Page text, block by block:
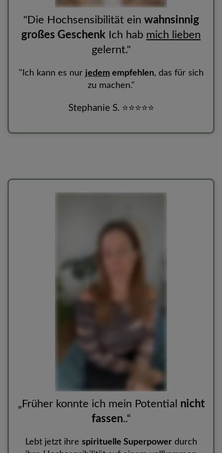
"Die Hochsensibilität ein wahnsinnig
großes Geschenk Ich hab mich lieben
gelernt."
"Ich kann es nur jedem empfehlen, das für sich
zu machen."
Stephanie S. ⭐⭐⭐⭐⭐
„Früher konnte ich mein Potential nicht
fassen..“
Lebt jetzt ihre spirituelle Superpowerdurch